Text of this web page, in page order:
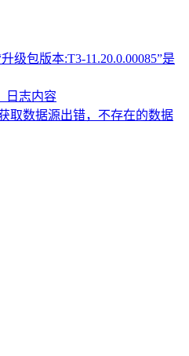
级包版本:T3-11.20.0.00085”是
日志内容
获取数据源出错，不存在的数据